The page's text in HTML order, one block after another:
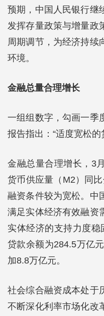
预期，中国人民银行继
发挥存量政策与增量政
周期调节，为经济持续
环境。
金融总量合理增长
一组组数字，勾画一季
报告指出：“适度宽松
金融总量合理增长，3
货币供应量（M2）同
融资条件较为宽松。中
满足实体经济有效融资
实体经济的支持力度
贷款余额为284.5万亿
加8.8万亿元。
社会综合融资成本处于
不断深化利率市场化改